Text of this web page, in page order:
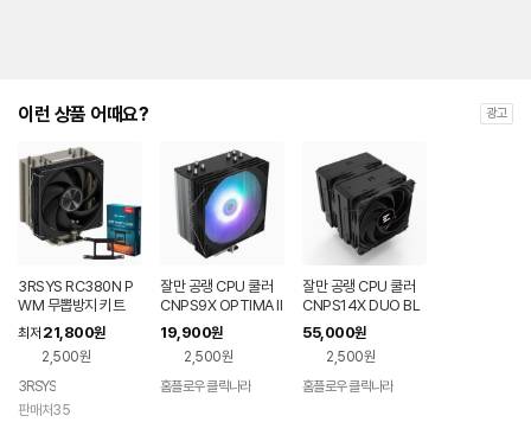
이런 상품 어때요? 광고
3RSYS RC380N P
WM 무뽑방지 키트
최저 21,800원
2,500원
3RSYS
판매처35
잘만 공랭 CPU 쿨러
CNPS9X OPTIMA II
ARGB
19,900원
2,500원
홈플로우 클릭나라
잘만 공랭 CPU 쿨러
CNPS14X DUO BL
ACK
55,000원
2,500원
홈플로우 클릭나라